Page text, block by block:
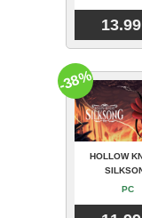
HOLLOW
PC
-38%